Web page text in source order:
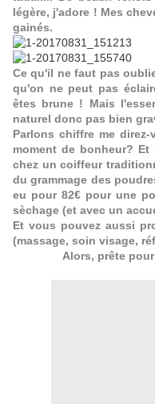
légère, j'adore ! Mes
gainés.
Ce qu'il ne faut pas
qu'on ne peut pas
êtes brune ! Mais
naturel donc pas bien
Parlons chiffre me
moment de bonheur?
chez un coiffeur
du grammage des
eu pour 82€ pour une
sèchage (et avec un
Et vous pouvez aussi
(massage, soin visage,
Alors, prête